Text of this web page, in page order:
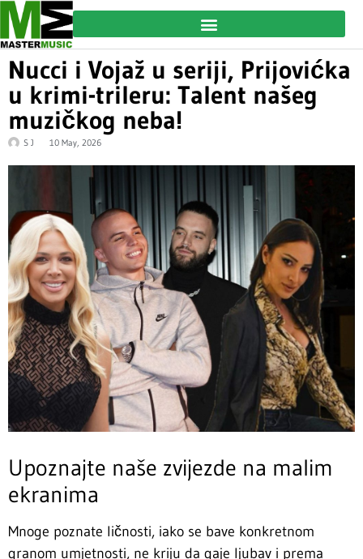
Nucci i Vojaž u seriji, Prijovićka
u krimi-trileru: Talent našeg
muzičkog neba!
S J 10 May, 2026
Upoznajte naše zvijezde na malim
ekranima
Mnoge poznate ličnosti, iako se bave konkretnom
granom umjetnosti, ne kriju da gaje ljubav i prema